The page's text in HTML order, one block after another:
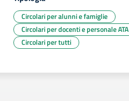
Circolari per alunni e famiglie
Circolari per docenti e personale ATA
Circolari per tutti